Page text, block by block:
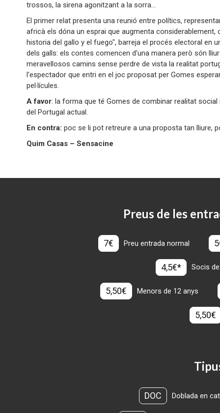
trossos, la sirena agonitzant a la sorra...
El primer relat presenta una reunió entre polítics,
africà els dóna un esprai que augmenta
historia del gallo y el fuego", barreja el procés electoral en
dels galls: els contes comencen d'una manera però són
meravellosos camins sense perdre de vista la realitat
l'espectador que entri en el joc proposat per Gomes
pel·lícules.
A favor: la forma que té Gomes de combinar realitat
del Portugal actual.
En contra: poc se li pot retreure a una proposta tan lliure,
Quim Casas – Sensacine
Preus de les
7€ Preu entrada normal
4,5€* Socis
5,50€ Menors de 12 anys
5,50€
DOC Doblada en